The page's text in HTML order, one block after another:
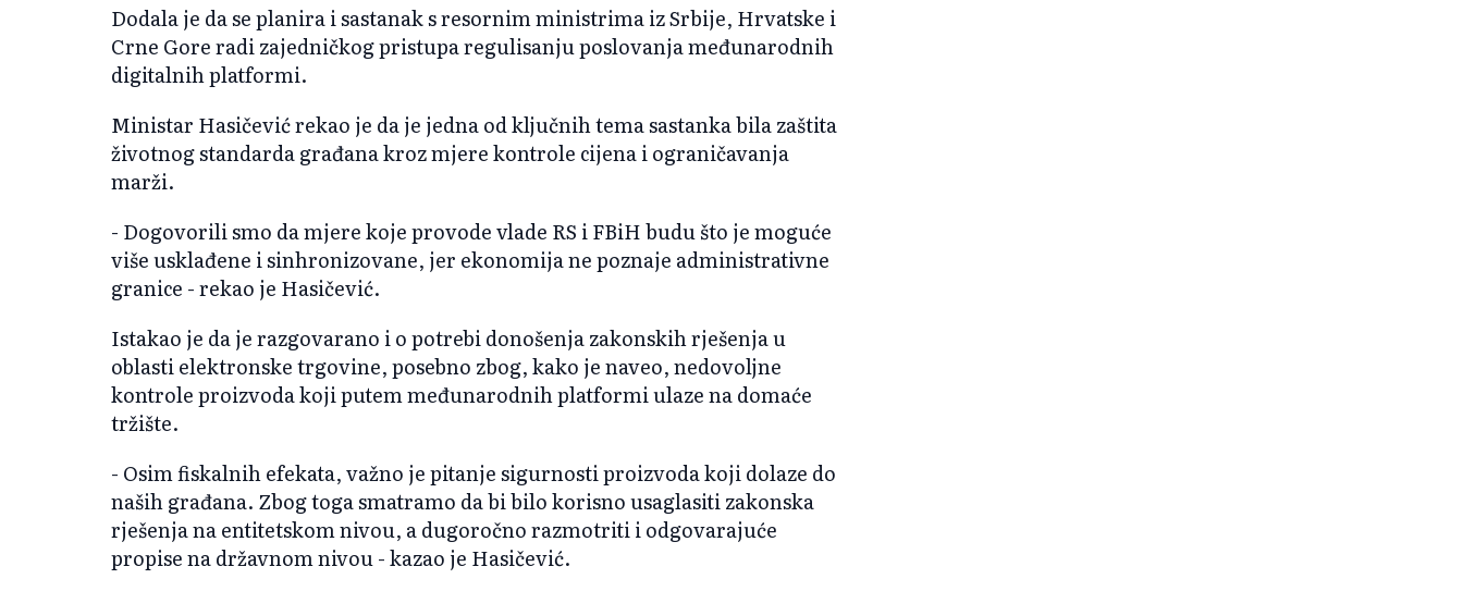
Dodala je da se planira i sastanak s resornim ministrima iz Srbije, Hrvatske i
Crne Gore radi zajedničkog pristupa regulisanju poslovanja međunarodnih
digitalnih platformi.
Ministar Hasičević rekao je da je jedna od ključnih tema sastanka bila zaštita
životnog standarda građana kroz mjere kontrole cijena i ograničavanja
marži.
- Dogovorili smo da mjere koje provode vlade RS i FBiH budu što je moguće
više usklađene i sinhronizovane, jer ekonomija ne poznaje administrativne
granice - rekao je Hasičević.
Istakao je da je razgovarano i o potrebi donošenja zakonskih rješenja u
oblasti elektronske trgovine, posebno zbog, kako je naveo, nedovoljne
kontrole proizvoda koji putem međunarodnih platformi ulaze na domaće
tržište.
- Osim fiskalnih efekata, važno je pitanje sigurnosti proizvoda koji dolaze do
naših građana. Zbog toga smatramo da bi bilo korisno usaglasiti zakonska
rješenja na entitetskom nivou, a dugoročno razmotriti i odgovarajuće
propise na državnom nivou - kazao je Hasičević.